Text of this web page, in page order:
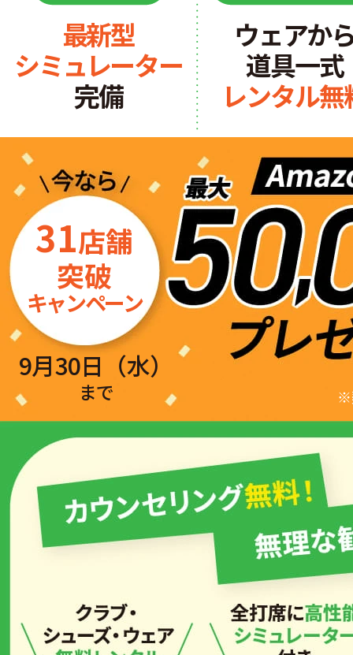
最新型
シミュレーター
完備
ウェアか
道具一式
レンタル無
31店舗
突破
キャンペーン
9月30日（水）
まで ※